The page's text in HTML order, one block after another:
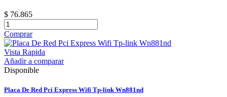
$ 76.865
Comprar
Vista Rapida
Añadir a comparar
Disponible
Placa De Red Pci Express Wifi Tp-link Wn881nd